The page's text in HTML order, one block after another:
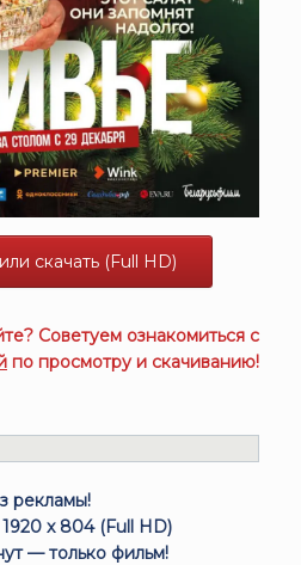
скачать (Full HD)
Советуем ознакомиться с
по просмотру и скачиванию!
рекламы!
x 804 (Full HD)
— только фильм!